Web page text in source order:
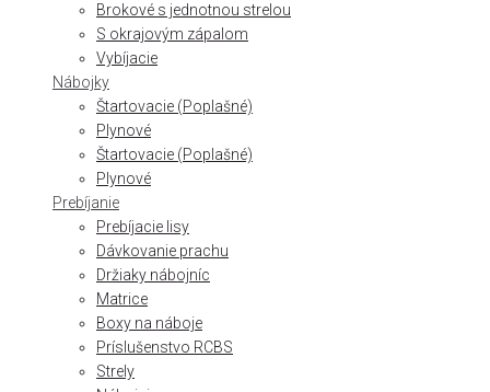
Brokové s jednotnou strelou
S okrajovým zápalom
Vybíjacie
Nábojky
Štartovacie (Poplašné)
Plynové
Štartovacie (Poplašné)
Plynové
Prebíjanie
Prebíjacie lisy
Dávkovanie prachu
Držiaky nábojníc
Matrice
Boxy na náboje
Príslušenstvo RCBS
Strely